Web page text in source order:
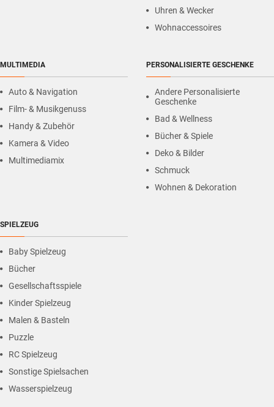
Uhren & Wecker
Wohnaccessoires
MULTIMEDIA
Auto & Navigation
Film- & Musikgenuss
Handy & Zubehör
Kamera & Video
Multimediamix
PERSONALISIERTE GESCHENKE
Andere Personalisierte
Geschenke
Bad & Wellness
Bücher & Spiele
Deko & Bilder
Schmuck
Wohnen & Dekoration
SPIELZEUG
Baby Spielzeug
Bücher
Gesellschaftsspiele
Kinder Spielzeug
Malen & Basteln
Puzzle
RC Spielzeug
Sonstige Spielsachen
Wasserspielzeug